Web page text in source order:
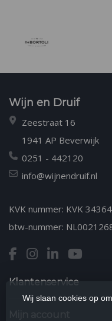
Wijn en Druif
Zeestraat 16
1941 AP Beverwijk
0251 - 442120
info@wijnendruif.nl
KVK nummer: KVK
btw-nummer:
Klantenservice
Wij slaan cookies op